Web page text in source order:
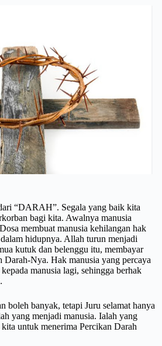
“DARAH”. Segala yang baik kita
bagi kita. Awalnya manusia
membuat manusia kehilangan hak
hidupnya. Allah turun menjadi
kutuk dan belenggu itu, membayar
Darah-Nya. Hak manusia yang percaya
manusia lagi, sehingga berhak
boleh banyak, tetapi Juru selamat hanya
yang menjadi manusia. Ialah yang
untuk menerima Percikan Darah